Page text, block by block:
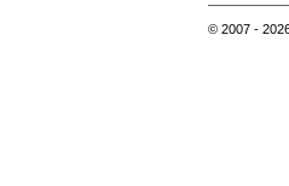
© 2007 -